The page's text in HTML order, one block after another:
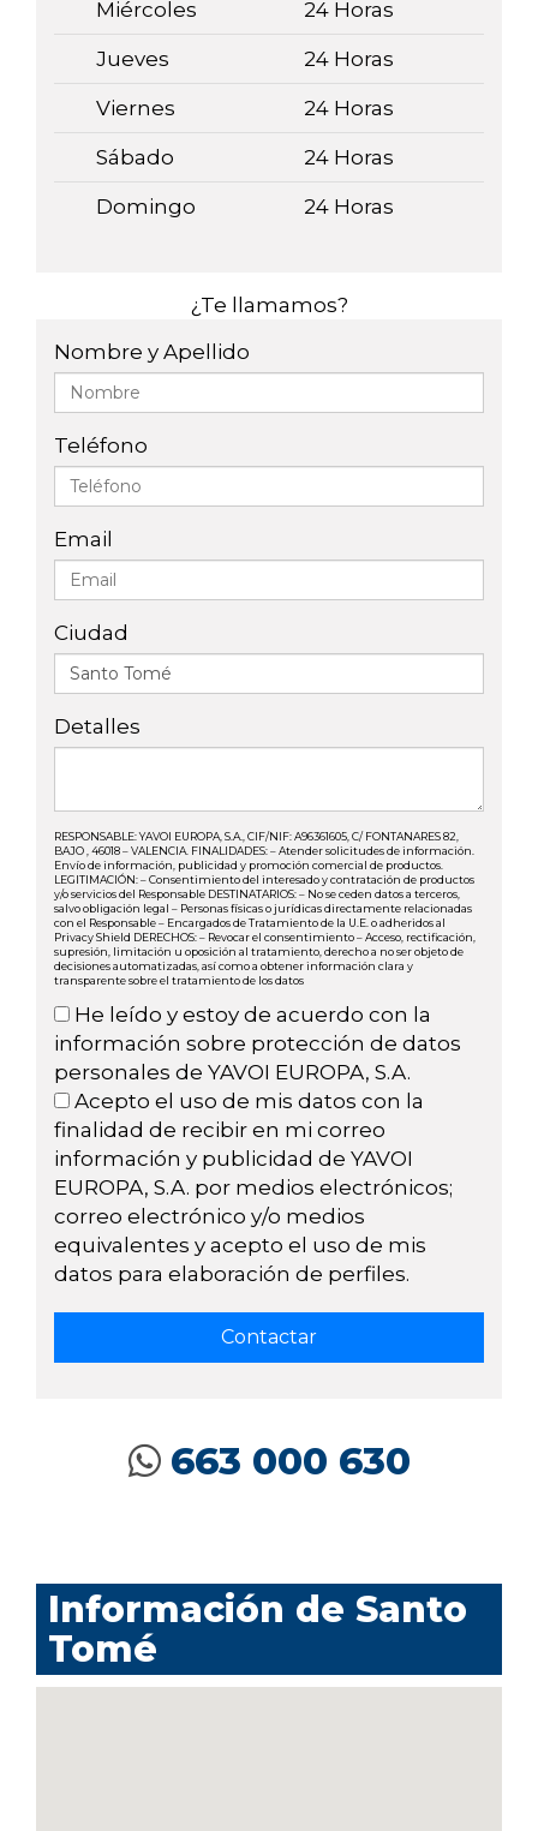
Miércoles 24 Horas
Jueves 24 Horas
Viernes 24 Horas
Sábado 24 Horas
Domingo 24 Horas
¿Te llamamos?
Nombre y Apellido
Teléfono
Email
Ciudad
Detalles
RESPONSABLE: YAVOI EUROPA, S.A., CIF/NIF: A96361605, C/ FONTANARES 82,
BAJO , 46018 – VALENCIA. FINALIDADES: – Atender solicitudes de información.
Envío de información, publicidad y promoción comercial de productos.
LEGITIMACIÓN: – Consentimiento del interesado y contratación de productos
y/o servicios del Responsable DESTINATARIOS: – No se ceden datos a terceros,
salvo obligación legal – Personas físicas o jurídicas directamente relacionadas
con el Responsable – Encargados de Tratamiento de la U.E. o adheridos al
Privacy Shield DERECHOS: – Revocar el consentimiento – Acceso, rectificación,
supresión, limitación u oposición al tratamiento, derecho a no ser objeto de
decisiones automatizadas, así como a obtener información clara y
transparente sobre el tratamiento de los datos
He leído y estoy de acuerdo con la
información sobre protección de datos
personales de YAVOI EUROPA, S.A.
Acepto el uso de mis datos con la
finalidad de recibir en mi correo
información y publicidad de YAVOI
EUROPA, S.A. por medios electrónicos;
correo electrónico y/o medios
equivalentes y acepto el uso de mis
datos para elaboración de perfiles.
663 000 630
Información de Santo
Tomé